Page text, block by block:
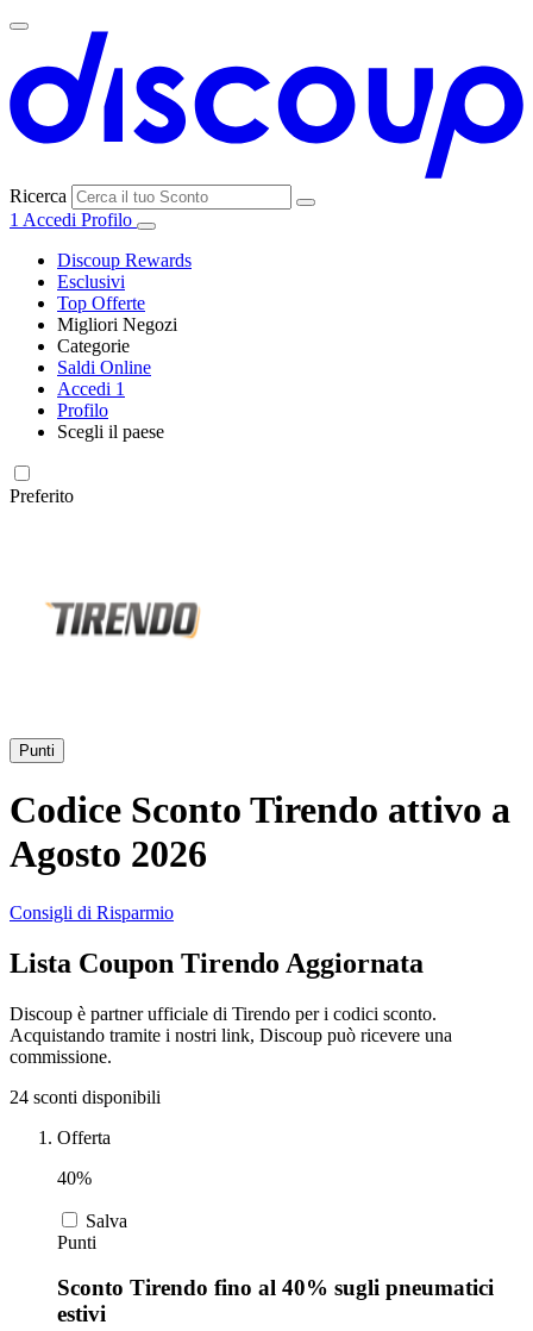
Ricerca
1 Accedi Profilo
Discoup Rewards
Esclusivi
Top Offerte
Migliori Negozi
SHEIN
eBay
Samsung
Fineco
Zooplus
Alpitour
Privé by
Categorie
Elettronica e
Vacanze e
Hotel
Profumi
Trasporti
Auto e Moto
Saldi Online
Accedi 1
Profilo
Scegli il paese
Preferito
Punti
Codice Sconto Tirendo attivo a
Agosto 2026
Consigli di Risparmio
Lista Coupon Tirendo Aggiornata
Discoup è partner ufficiale di Tirendo per i codici sconto.
Acquistando tramite i nostri link, Discoup può ricevere una
commissione.
24 sconti disponibili
Offerta
40%
Salva
Punti
Sconto Tirendo fino al 40% sugli pneumatici
estivi